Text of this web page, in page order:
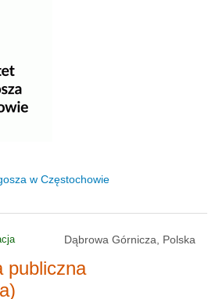
w Częstochowie
Dąbrowa Górnicza, Polska
publiczna